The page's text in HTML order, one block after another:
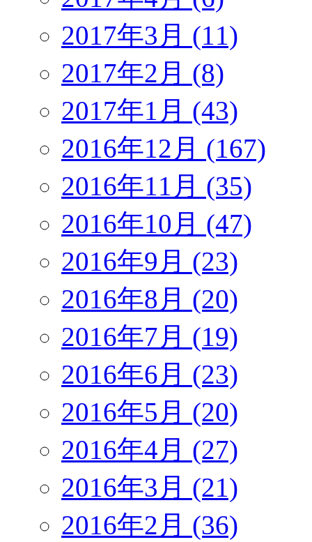
2017年3月 (11)
2017年2月 (8)
2017年1月 (43)
2016年12月 (167)
2016年11月 (35)
2016年10月 (47)
2016年9月 (23)
2016年8月 (20)
2016年7月 (19)
2016年6月 (23)
2016年5月 (20)
2016年4月 (27)
2016年3月 (21)
2016年2月 (36)